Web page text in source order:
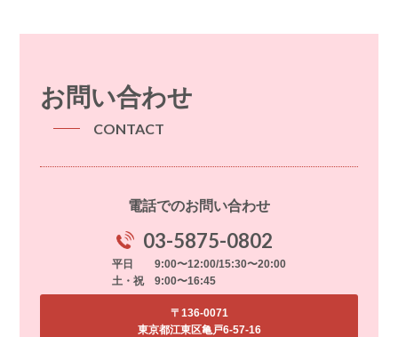
お問い合わせ
CONTACT
電話でのお問い合わせ
03-5875-0802
平日 9:00〜12:00/15:30〜20:00
土・祝 9:00〜16:45
〒136-0071
東京都江東区亀戸6-57-16